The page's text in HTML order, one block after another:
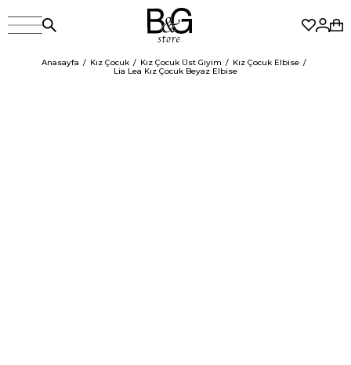
Anasayfa Kız Çocuk Kız Çocuk Üst Giyim
Kız Çocuk Elbise
Lia Lea Kız Çocuk Beyaz Elbise